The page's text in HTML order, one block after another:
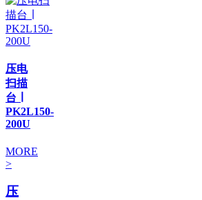
压电
扫描
台 ∣
PK2L150-
200U
MORE
>
压